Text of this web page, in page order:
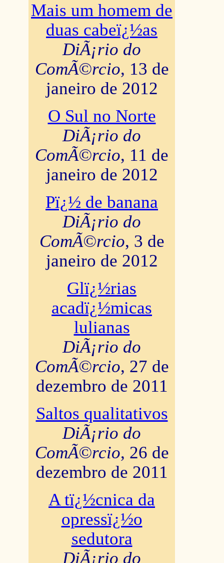
Mais um homem de
duas cabeï¿½as
DiÃ¡rio do
ComÃ©rcio, 13 de
janeiro de 2012
O Sul no Norte
DiÃ¡rio do
ComÃ©rcio, 11 de
janeiro de 2012
Pï¿½ de banana
DiÃ¡rio do
ComÃ©rcio, 3 de
janeiro de 2012
Glï¿½rias
acadï¿½micas
lulianas
DiÃ¡rio do
ComÃ©rcio, 27 de
dezembro de 2011
Saltos qualitativos
DiÃ¡rio do
ComÃ©rcio, 26 de
dezembro de 2011
A tï¿½cnica da
opressï¿½o
sedutora
DiÃ¡rio do